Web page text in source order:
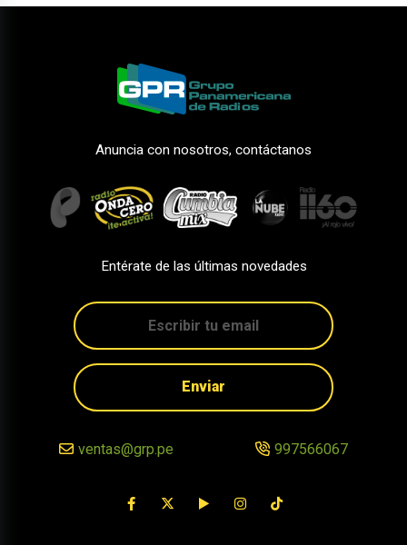
Anuncia con nosotros, contáctanos
Entérate de las últimas novedades
Enviar
ventas@grp.pe 997566067